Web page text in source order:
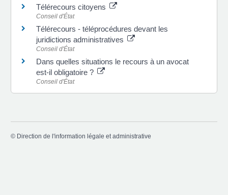
Télérecours citoyens
Conseil d'État
Télérecours - téléprocédures devant les
juridictions administratives
Conseil d'État
Dans quelles situations le recours à un avocat
est-il obligatoire ?
Conseil d'État
© Direction de l'information légale et administrative